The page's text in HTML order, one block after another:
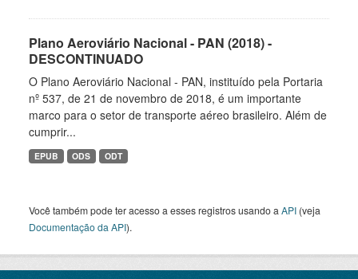
Plano Aeroviário Nacional - PAN (2018) -
DESCONTINUADO
O Plano Aeroviário Nacional - PAN, instituído pela Portaria
nº 537, de 21 de novembro de 2018, é um importante
marco para o setor de transporte aéreo brasileiro. Além de
cumprir...
EPUB ODS ODT
Você também pode ter acesso a esses registros usando a API (veja
Documentação da API).